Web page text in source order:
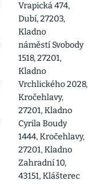
Vrapická 474,
Dubí, 27203,
Kladno
náměstí Svobody
1518, 27201,
Kladno
Vrchlického 2028,
Kročehlavy,
27201, Kladno
Cyrila Boudy
1444, Kročehlavy,
27201, Kladno
Zahradní 10,
43151, Klášterec